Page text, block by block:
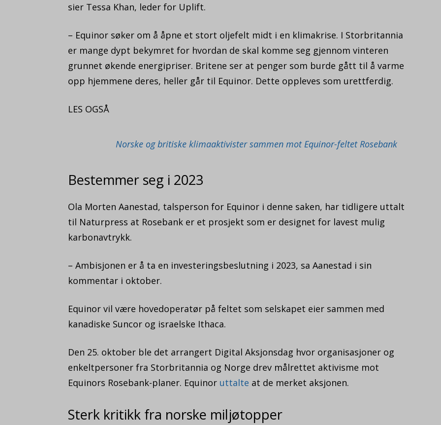
sier Tessa Khan, leder for Uplift.
– Equinor søker om å åpne et stort oljefelt midt i en klimakrise. I Storbritannia
er mange dypt bekymret for hvordan de skal komme seg gjennom vinteren
grunnet økende energipriser. Britene ser at penger som burde gått til å varme
opp hjemmene deres, heller går til Equinor. Dette oppleves som urettferdig.
LES OGSÅ
Norske og britiske klimaaktivister sammen mot Equinor-feltet Rosebank
Bestemmer seg i 2023
Ola Morten Aanestad, talsperson for Equinor i denne saken, har tidligere uttalt
til Naturpress at Rosebank er et prosjekt som er designet for lavest mulig
karbonavtrykk.
– Ambisjonen er å ta en investeringsbeslutning i 2023, sa Aanestad i sin
kommentar i oktober.
Equinor vil være hovedoperatør på feltet som selskapet eier sammen med
kanadiske Suncor og israelske Ithaca.
Den 25. oktober ble det arrangert Digital Aksjonsdag hvor organisasjoner og
enkeltpersoner fra Storbritannia og Norge drev målrettet aktivisme mot
Equinors Rosebank-planer. Equinor uttalte at de merket aksjonen.
Sterk kritikk fra norske miljøtopper